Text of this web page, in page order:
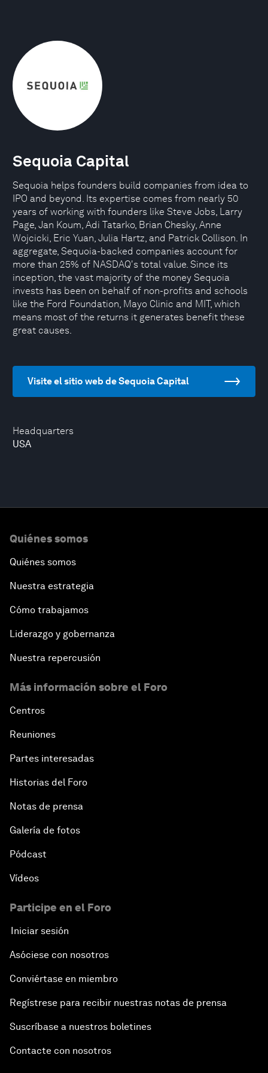
Headquarters
USA
Sequoia Capital
Sequoia helps founders build companies from idea to
IPO and beyond. Its expertise comes from nearly 50
years of working with founders like Steve Jobs, Larry
Page, Jan Koum, Adi Tatarko, Brian Chesky, Anne
Wojcicki, Eric Yuan, Julia Hartz, and Patrick Collison. In
aggregate, Sequoia-backed companies account for
more than 25% of NASDAQ's total value. Since its
inception, the vast majority of the money Sequoia
invests has been on behalf of non-profits and schools
like the Ford Foundation, Mayo Clinic and MIT, which
means most of the returns it generates benefit these
great causes.
Visite el sitio web de Sequoia Capital
Quiénes somos
Quiénes somos
Nuestra estrategia
Cómo trabajamos
Liderazgo y gobernanza
Nuestra repercusión
Más información sobre el Foro
Centros
Reuniones
Partes interesadas
Historias del Foro
Notas de prensa
Galería de fotos
Pódcast
Vídeos
Participe en el Foro
Iniciar sesión
Asóciese con nosotros
Conviértase en miembro
Regístrese para recibir nuestras notas de prensa
Suscríbase a nuestros boletines
Contacte con nosotros